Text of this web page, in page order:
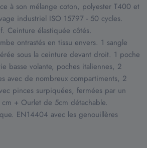
à son mélange coton, polyester T400 et
industriel ISO 15797 - 50 cycles.
Ceinture élastiquée côtés.
ontrastés en tissu envers. 1 sangle
sous la ceinture devant droit. 1 poche
basse volante, poches italiennes, 2
avec de nombreux compartiments, 2
pinces surpiquées, fermées par un
+ Ourlet de 5cm détachable.
EN14404 avec les genouillères